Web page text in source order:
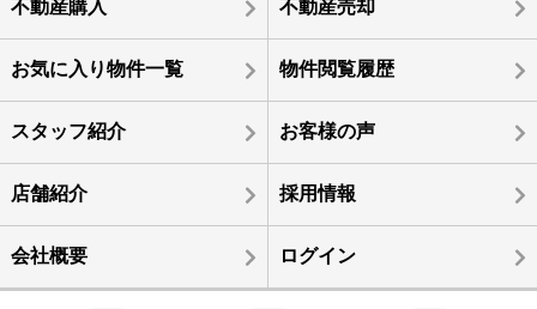
不動産購入 不動産売却
お気に入り物件一覧 物件閲覧履歴
スタッフ紹介 お客様の声
店舗紹介 採用情報
会社概要 ログイン